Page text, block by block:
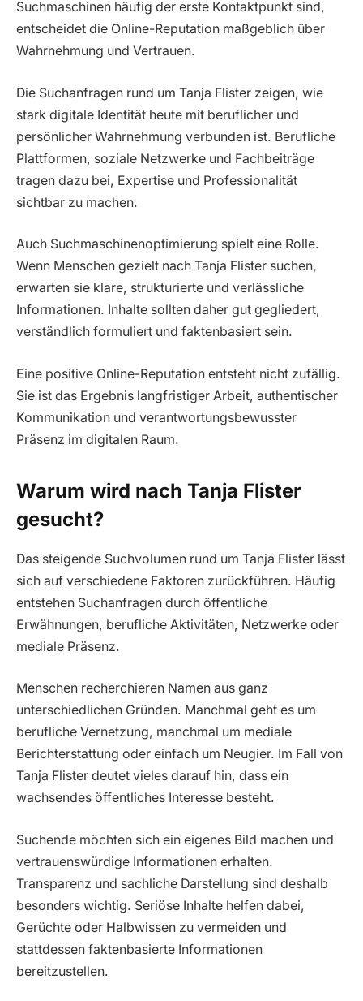
Suchmaschinen häufig der erste Kontaktpunkt sind,
entscheidet die Online-Reputation maßgeblich über
Wahrnehmung und Vertrauen.
Die Suchanfragen rund um Tanja Flister zeigen, wie
stark digitale Identität heute mit beruflicher und
persönlicher Wahrnehmung verbunden ist. Berufliche
Plattformen, soziale Netzwerke und Fachbeiträge
tragen dazu bei, Expertise und Professionalität
sichtbar zu machen.
Auch Suchmaschinenoptimierung spielt eine Rolle.
Wenn Menschen gezielt nach Tanja Flister suchen,
erwarten sie klare, strukturierte und verlässliche
Informationen. Inhalte sollten daher gut gegliedert,
verständlich formuliert und faktenbasiert sein.
Eine positive Online-Reputation entsteht nicht zufällig.
Sie ist das Ergebnis langfristiger Arbeit, authentischer
Kommunikation und verantwortungsbewusster
Präsenz im digitalen Raum.
Warum wird nach Tanja Flister
gesucht?
Das steigende Suchvolumen rund um Tanja Flister lässt
sich auf verschiedene Faktoren zurückführen. Häufig
entstehen Suchanfragen durch öffentliche
Erwähnungen, berufliche Aktivitäten, Netzwerke oder
mediale Präsenz.
Menschen recherchieren Namen aus ganz
unterschiedlichen Gründen. Manchmal geht es um
berufliche Vernetzung, manchmal um mediale
Berichterstattung oder einfach um Neugier. Im Fall von
Tanja Flister deutet vieles darauf hin, dass ein
wachsendes öffentliches Interesse besteht.
Suchende möchten sich ein eigenes Bild machen und
vertrauenswürdige Informationen erhalten.
Transparenz und sachliche Darstellung sind deshalb
besonders wichtig. Seriöse Inhalte helfen dabei,
Gerüchte oder Halbwissen zu vermeiden und
stattdessen faktenbasierte Informationen
bereitzustellen.